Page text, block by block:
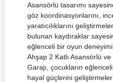
Asansörlü tasarımı
göz koordinasyonlarını,
yaratıcılıklarını
bulunan kaydıraklar
eğlenceli bir oyun deneyimi
Ahşap 2 Katlı Asansörlü ve
Garajı, çocukların
hayal güçlerini